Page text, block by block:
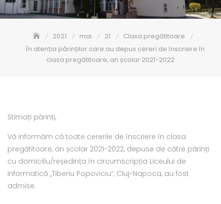
2021 mai 21
Clasa pregătitoare
În atenția părinților care au depus cereri de înscriere în
clasa pregătitoare, an școlar 2021-2022
Stimați părinți,
Vă informăm că toate cererile de înscriere în clasa
pregătitoare, an școlar 2021-2022, depuse de către părinți
cu domiciliu/reședința în circumscripția Liceului de
Informatică „Tiberiu Popoviciu”, Cluj-Napoca, au fost
admise.